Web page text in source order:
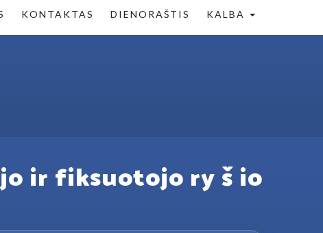
KONTAKTAS DIENORAŠTIS KALBA
ir fiksuotojo ry š io